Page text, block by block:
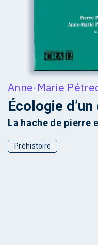
Anne-Marie
Écologie d’un
La hache de pierre
Préhistoire